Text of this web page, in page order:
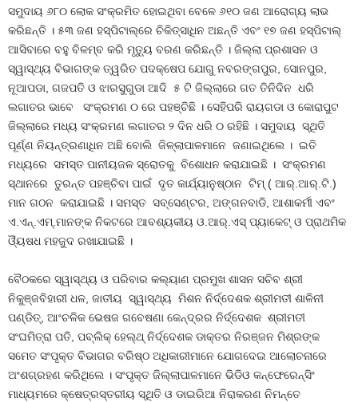
ସମୁଦାୟ ୬୮୦ ଲୋକ ସଂକ୍ରମିତ ହୋଇଥିବା ବେଳେ ୬୧୦ ଜଣ ଆରୋଗ୍ୟ ଲାଭ
କରିଛନ୍ତି । ୫୩ ଜଣ ହସ୍ପିଟାଲ୍ରେ ଚିକିତ୍ସାଧିନ ଅଛନ୍ତି ଏବଂ ୧୭ ଜଣ ହସ୍ପିଟାଲ୍
ଆସିବାରେ ବହୁ ବିଳମ୍ବ କରି ମୃତ୍ୟୁ ବରଣ କରିଛନ୍ତି । ଜିଲ୍ଲା ପ୍ରଶାସନ ଓ
ସ୍ୱାସ୍ଥ୍ୟ ବିଭାଗଙ୍କ ତ୍ୱରିତ ପଦକ୍ଷେପ ଯୋଗୁ ନବରଙ୍ଗପୁର, ସୋନପୁର,
ନୂଆପଡା, ଗଜପତି ଓ ଝାରସୁଗୁଡା ଆଦି ୫ ଟି ଜିଲ୍ଲାରେ ଗତ ତିନିଦିନ ଧରି
ଲଗାତର ଭାବେ ସଂକ୍ରମଣ ୦ ରେ ପହଞ୍ଚିଛି । ସେହିପରି ରାୟଗଡା ଓ କୋରାପୁଟ
ଜିଲ୍ଲାରେ ମଧ୍ୟ ସଂକ୍ରମଣ ଲଗାତର ୨ ଦିନ ଧରି ୦ ରହିଛି । ସମୁଦାୟ ସ୍ଥିତି
ପୂର୍ଣ୍ଣ ନିୟନ୍ତ୍ରଣାଧିନ ଅଛି ବୋଲି ଜିଳ୍ଲାପାଳମାନେ ଜଣାଇଥିଲେ । ଇତି
ମଧ୍ୟରେ ସମସ୍ତ ପାନୀୟଜଳ ସ୍ରୋତକୁ ବିଶୋଧନ କରାଯାଇଛି । ସଂକ୍ରମଣ
ସ୍ଥାନରେ ତୁରନ୍ତ ପହଞ୍ଚିବା ପାଇଁ ଦୃତ କାର୍ଯ୍ୟାନୁଷ୍ଠାନ ଟିମ୍ ( ଆର୍.ଆର୍.ଟି.)
ମାନ ଗଠନ କରାଯାଇଛି । ସମସ୍ତ ସବ୍ସେଣ୍ଟର, ଅଙ୍ଗନବାଡି, ଆଶାକର୍ମୀ ଏବଂ
ଏ.ଏନ୍.ଏମ୍.ମାନଙ୍କ ନିକଟରେ ଆବଶ୍ୟକୀୟ ଓ.ଆର୍.ଏସ୍ ପ୍ୟାକେଟ୍ ଓ ପ୍ରାଥମିକ
ଓ୍ୟୖଷଧ ମହଜୁଦ ରଖାଯାଇଛି ।
ବୈଠକରେ ସ୍ୱାସ୍ଥ୍ୟ ଓ ପରିବାର କଲ୍ୟାଣ ପ୍ରମୁଖ ଶାସନ ସଚିବ ଶ୍ରୀ
ନିକୁଞ୍ଜବିହାରୀ ଧଳ, ଜାତୀୟ ସ୍ୱାସ୍ଥ୍ୟ ମିଶନ ନିର୍ଦ୍ଦେଶକ ଶ୍ରୀମତୀ ଶାଳିନୀ
ପଣ୍ଡିତ୍, ଆଂଚଳିକ ଭେଷଜ ଗବେଷଣା କେନ୍ଦ୍ରର ନିର୍ଦ୍ଦେଶକ ଶ୍ରୀମତୀ
ସଂଘମିତ୍ରା ପତି, ପବ୍ଲିକ୍ ହେଲ୍ଥ୍ ନିର୍ଦ୍ଦେଶକ ଡାକ୍ତର ନିରଞ୍ଜନ ମିଶ୍ରଙ୍କ
ସମେତ ସଂପୃକ୍ତ ବିଭାଗର ବରିଷ୍ଠ ଅଧିକାରୀମାନେ ଯୋଗଦେଇ ଆଲୋଚନାରେ
ଅଂଶଗ୍ରହଣ କରିଥିଲେ । ସଂପୃକ୍ତ ଜିଲ୍ଲାପାଳମାନେ ଭିଡିଓ କନ୍ଫେରେନ୍ସିଂ
ମାଧ୍ୟମରେ କ୍ଷେତ୍ରସ୍ତରୀୟ ସ୍ଥିତି ଓ ଡାଇରିଆ ନିରାକରଣ ନିମନ୍ତେ